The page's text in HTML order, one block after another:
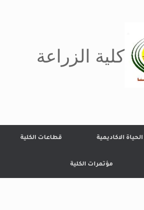
كلية الزراعة
الحياة الاكاديمية قطاعات الكلية
مؤتمرات الكلية